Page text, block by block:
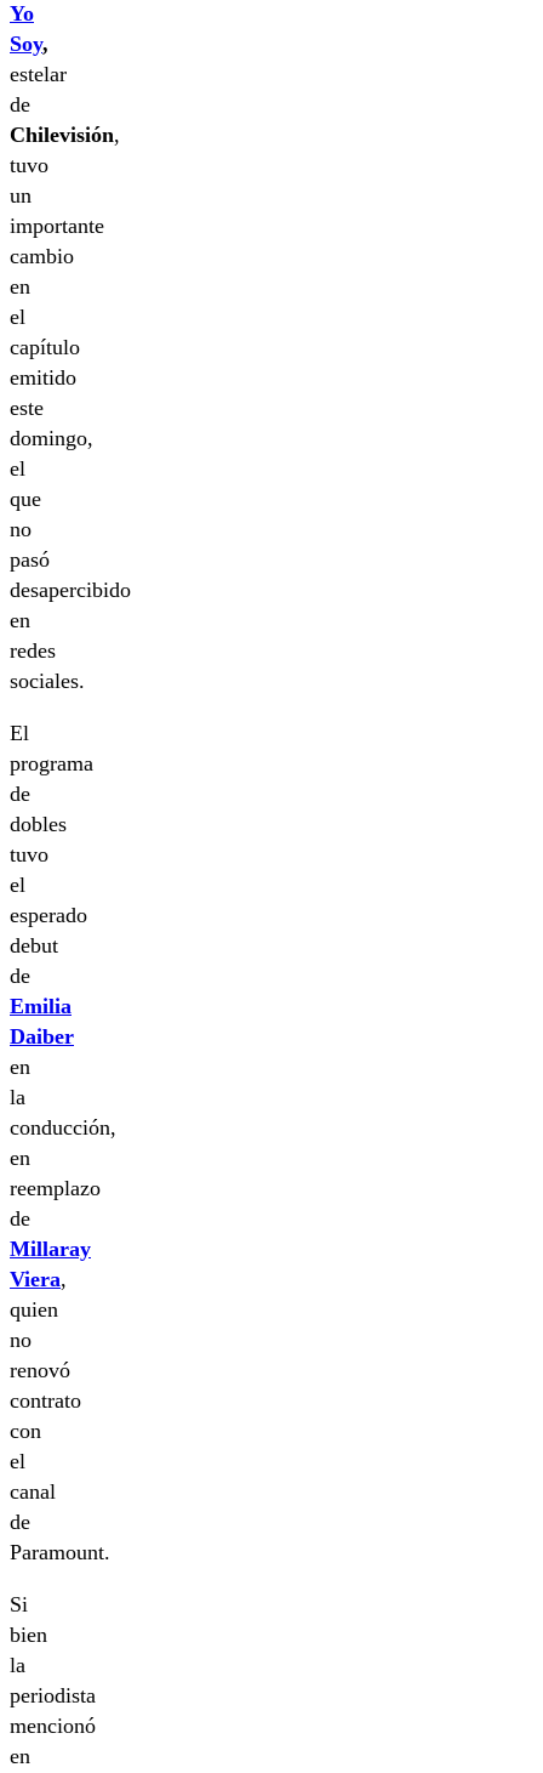
Yo
Soy,
estelar
de
Chilevisión,
tuvo
un
importante
cambio
en
el
capítulo
emitido
este
domingo,
el
que
no
pasó
desapercibido
en
redes
sociales.
El
programa
de
dobles
tuvo
el
esperado
debut
de
Emilia
Daiber
en
la
conducción,
en
reemplazo
de
Millaray
Viera,
quien
no
renovó
contrato
con
el
canal
de
Paramount.
Si
bien
la
periodista
mencionó
en